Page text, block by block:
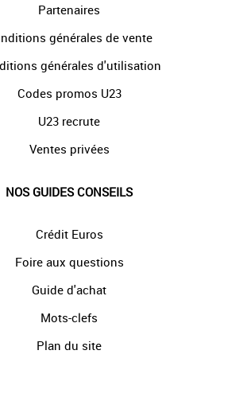
Partenaires
générales de vente
générales d'utilisation
Codes promos U23
U23 recrute
Ventes privées
NOS GUIDES CONSEILS
Crédit Euros
Foire aux questions
Guide d'achat
Mots-clefs
Plan du site